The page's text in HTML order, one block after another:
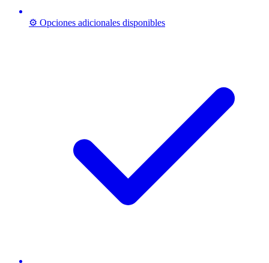
⚙️ Opciones adicionales disponibles